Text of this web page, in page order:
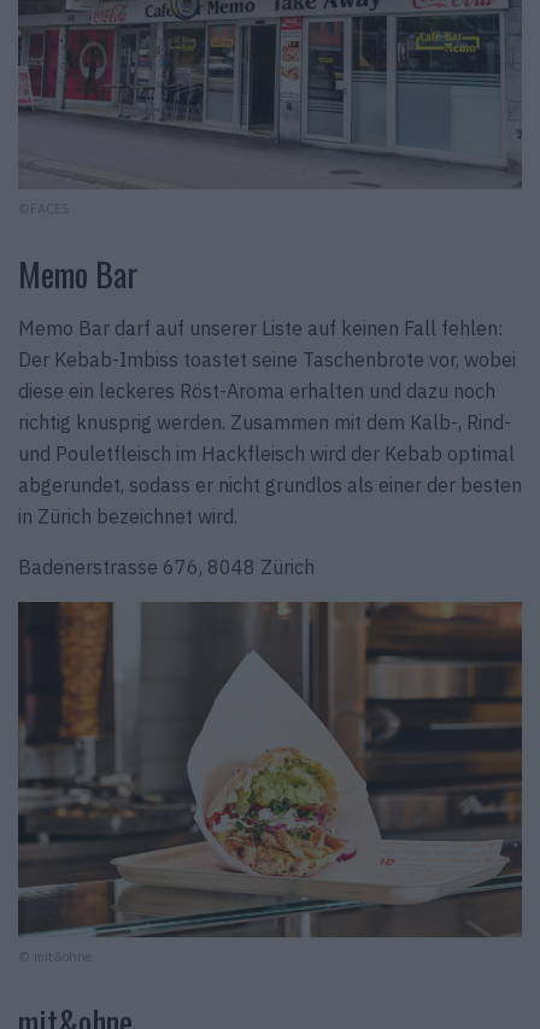
©FACES
Memo Bar
Memo Bar darf auf unserer Liste auf keinen Fall fehlen:
Der Kebab-Imbiss toastet seine Taschenbrote vor, wobei
diese ein leckeres Röst-Aroma erhalten und dazu noch
richtig knusprig werden. Zusammen mit dem Kalb-, Rind-
und Pouletfleisch im Hackfleisch wird der Kebab optimal
abgerundet, sodass er nicht grundlos als einer der besten
in Zürich bezeichnet wird.
Badenerstrasse 676, 8048 Zürich
© mit&ohne